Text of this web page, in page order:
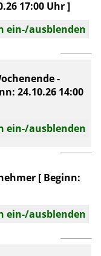
17:00 Uhr ]
ein-/ausblenden
-
24.10.26 14:00
ein-/ausblenden
[ Beginn:
ein-/ausblenden